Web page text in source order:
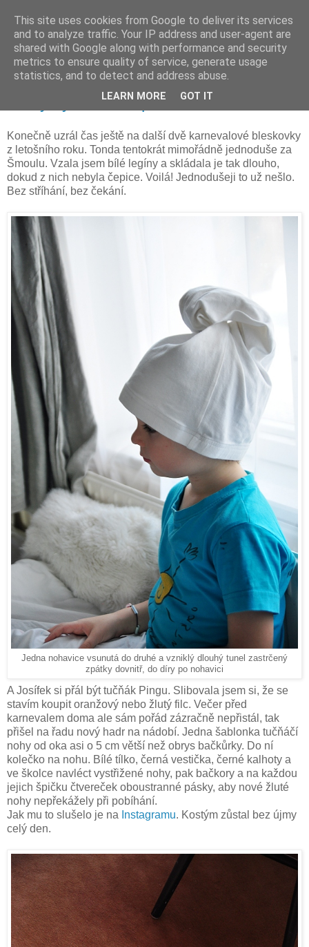
Kostýmy bez nákupu
Konečně uzrál čas ještě na další dvě karnevalové bleskovky
z letošního roku. Tonda tentokrát mimořádně jednoduše za
Šmoulu. Vzala jsem bílé legíny a skládala je tak dlouho,
dokud z nich nebyla čepice. Voilá! Jednodušeji to už nešlo.
Bez stříhání, bez čekání.
Jedna nohavice vsunutá do druhé a vzniklý dlouhý tunel zastrčený
zpátky dovnitř, do díry po nohavici
A Josífek si přál být tučňák Pingu. Slibovala jsem si, že se
stavím koupit oranžový nebo žlutý filc. Večer před
karnevalem doma ale sám pořád zázračně nepřistál, tak
přišel na řadu nový hadr na nádobí. Jedna šablonka tučňáčí
nohy od oka asi o 5 cm větší než obrys bačkůrky. Do ní
kolečko na nohu. Bílé tílko, černá vestička, černé kalhoty a
ve školce navléct vystřižené nohy, pak bačkory a na každou
jejich špičku čtvereček oboustranné pásky, aby nové žluté
nohy nepřekážely při pobíhání.
Jak mu to slušelo je na Instagramu. Kostým zůstal bez újmy
celý den.
This site uses cookies from Google to deliver its services
and to analyze traffic. Your IP address and user-agent are
shared with Google along with performance and security
metrics to ensure quality of service, generate usage
statistics, and to detect and address abuse.
LEARN MORE GOT IT